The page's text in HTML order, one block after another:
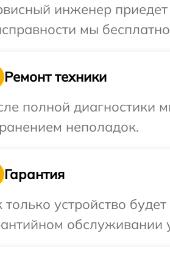
инженер
мы
Ремонт техники
полной диагностики
неполадок.
Гарантия
только устройство
обслуживании